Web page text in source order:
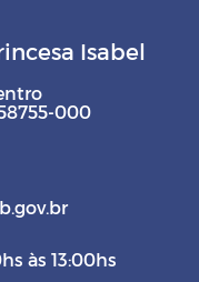
Isabel
000
às 13:00hs